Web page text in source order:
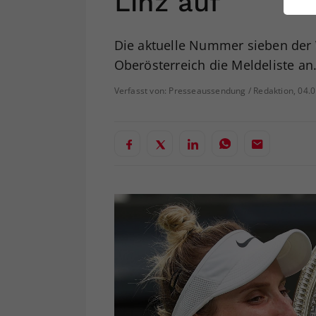
Die aktuelle Nummer sieben
Oberösterreich die Meldeliste an.
Verfasst von: Presseaussendung / Redaktion,